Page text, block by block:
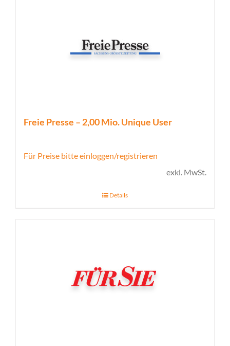
Freie Presse – 2,00 Mio. Unique User
Für Preise bitte einloggen/registrieren
exkl. MwSt.
Details